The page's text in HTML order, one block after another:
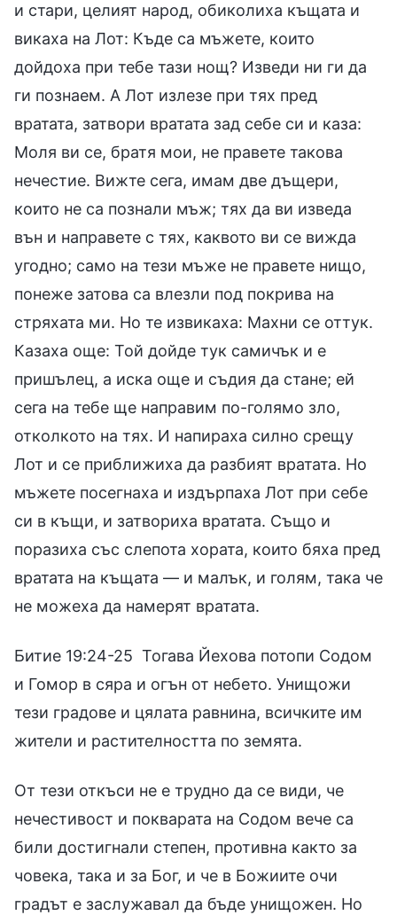
и стари, целият народ, обиколиха къщата и
викаха на Лот: Къде са мъжете, които
дойдоха при тебе тази нощ? Изведи ни ги да
ги познаем. А Лот излезе при тях пред
вратата, затвори вратата зад себе си и каза:
Моля ви се, братя мои, не правете такова
нечестие. Вижте сега, имам две дъщери,
които не са познали мъж; тях да ви изведа
вън и направете с тях, каквото ви се вижда
угодно; само на тези мъже не правете нищо,
понеже затова са влезли под покрива на
стряхата ми. Но те извикаха: Махни се оттук.
Казаха още: Той дойде тук самичък и е
пришълец, а иска още и съдия да стане; ей
сега на тебе ще направим по-голямо зло,
отколкото на тях. И напираха силно срещу
Лот и се приближиха да разбият вратата. Но
мъжете посегнаха и издърпаха Лот при себе
си в къщи, и затвориха вратата. Също и
поразиха със слепота хората, които бяха пред
вратата на къщата — и малък, и голям, така че
не можеха да намерят вратата.
Битие 19:24-25 Тогава Йехова потопи Содом
и Гомор в сяра и огън от небето. Унищожи
тези градове и цялата равнина, всичките им
жители и растителността по земята.
От тези откъси не е трудно да се види, че
нечестивост и покварата на Содом вече са
били достигнали степен, противна както за
човека, така и за Бог, и че в Божиите очи
градът е заслужавал да бъде унищожен. Но